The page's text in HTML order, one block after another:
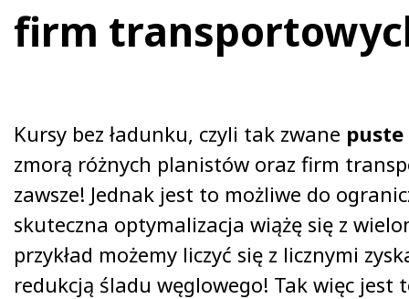
firm
Kursy bez ładunku, czyli tak zwane
zmorą różnych planistów oraz firm
zawsze! Jednak jest to możliwe do
skuteczna optymalizacja wiążę się z
przykład możemy liczyć się z licznymi
redukcją śladu węglowego! Tak więc jest